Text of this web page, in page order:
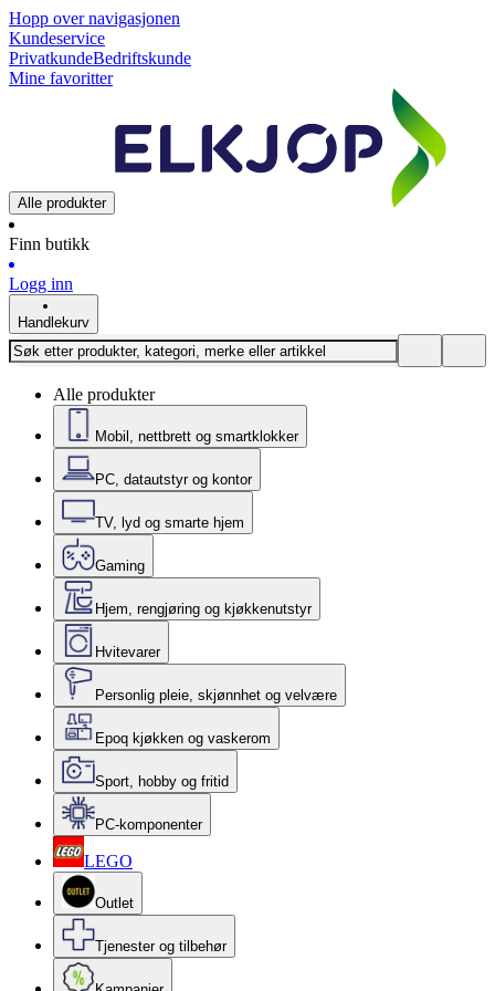
Hopp over navigasjonen
Kundeservice
PrivatkundeBedriftskunde
Mine favoritter
Alle produkter
Finn butikk
Logg inn
Handlekurv
Alle produkter
Mobil, nettbrett og smartklokker
PC, datautstyr og kontor
TV, lyd og smarte hjem
Gaming
Hjem, rengjøring og kjøkkenutstyr
Hvitevarer
Personlig pleie, skjønnhet og velvære
Epoq kjøkken og vaskerom
Sport, hobby og fritid
PC-komponenter
LEGO
Outlet
Tjenester og tilbehør